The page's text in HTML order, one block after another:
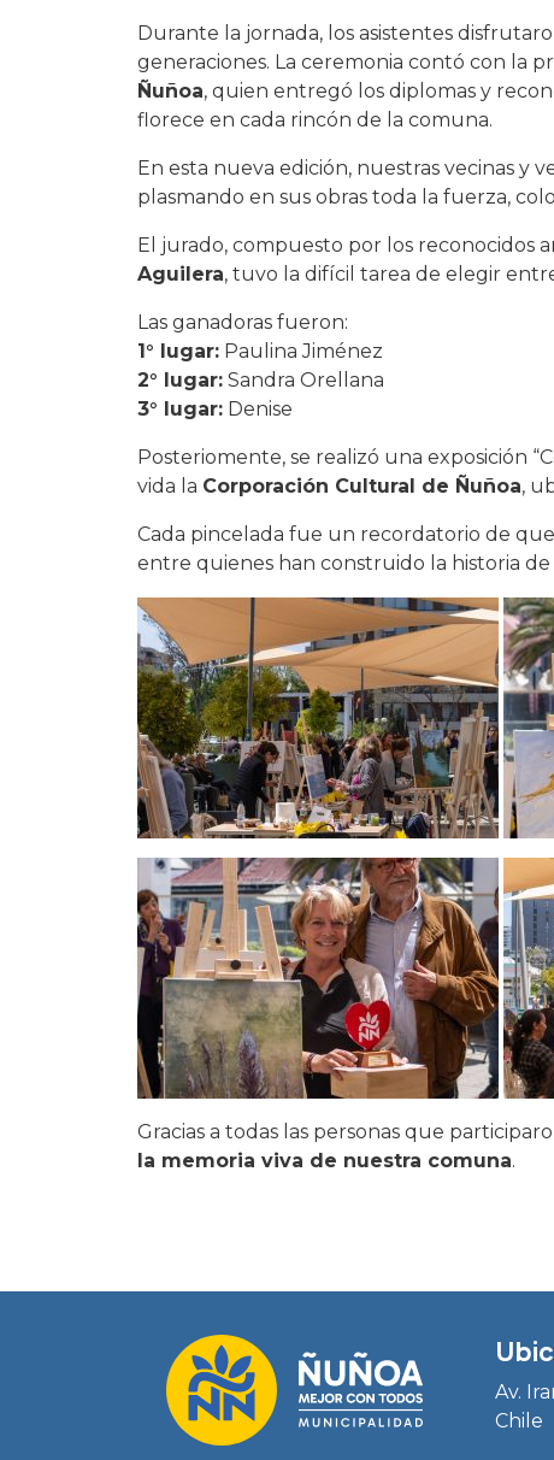
Durante la jornada, los asistentes
generaciones. La ceremonia contó con la
Ñuñoa, quien entregó los diplomas y
florece en cada rincón de la comuna.
En esta nueva edición, nuestras vecinas y
plasmando en sus obras toda la fuerza,
El jurado, compuesto por los reconocidos
Aguilera, tuvo la difícil tarea de elegir
Las ganadoras fueron:
1° lugar: Paulina Jiménez
2° lugar: Sandra Orellana
3° lugar: Denise
Posteriomente, se realizó una exposición
vida la Corporación Cultural de Ñuñoa,
Cada pincelada fue un recordatorio de
entre quienes han construido la historia de
Gracias a todas las personas que
la memoria viva de nuestra comuna.
Av.
Chile